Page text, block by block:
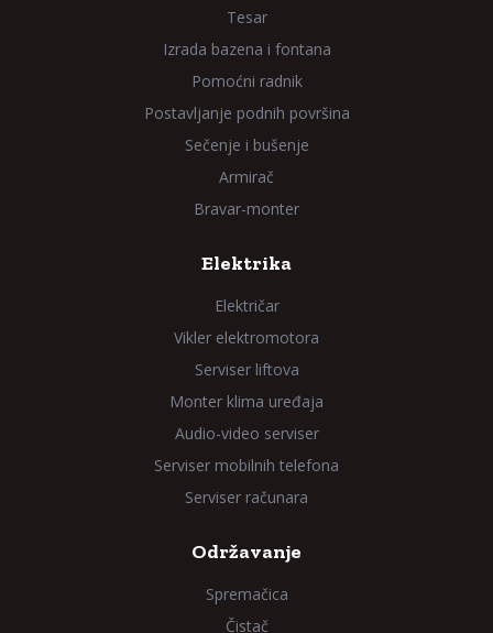
Tesar
Izrada bazena i fontana
Pomoćni radnik
Postavljanje podnih površina
Sečenje i bušenje
Armirač
Bravar-monter
Elektrika
Električar
Vikler elektromotora
Serviser liftova
Monter klima uređaja
Audio-video serviser
Serviser mobilnih telefona
Serviser računara
Održavanje
Spremačica
Čistač